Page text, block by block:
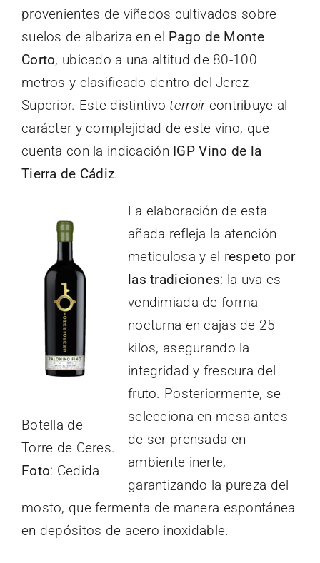
provenientes de viñedos cultivados sobre
suelos de albariza en el Pago de Monte
Corto, ubicado a una altitud de 80-100
metros y clasificado dentro del Jerez
Superior. Este distintivo terroircontribuye al
carácter y complejidad de este vino, que
cuenta con la indicación IGP Vino de la
Tierra de Cádiz.
Botella de
Torre de Ceres.
Foto: Cedida
La elaboración de esta
añada refleja la atención
meticulosa y el respeto por
las tradiciones: la uva es
vendimiada de forma
nocturna en cajas de 25
kilos, asegurando la
integridad y frescura del
fruto. Posteriormente, se
selecciona en mesa antes
de ser prensada en
ambiente inerte,
garantizando la pureza del
mosto, que fermenta de manera espontánea
en depósitos de acero inoxidable.